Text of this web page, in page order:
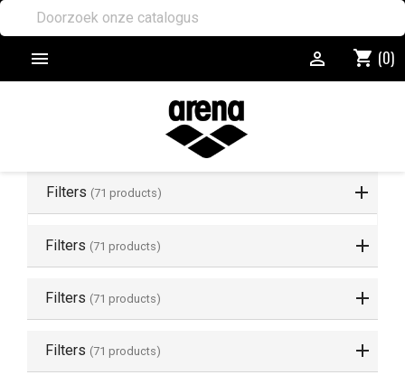
 shopping_cart (0)

Filters (71 products)
Filters (71 products)
Filters (71 products)
Filters (71 products)